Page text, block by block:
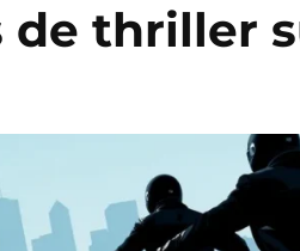
de thriller